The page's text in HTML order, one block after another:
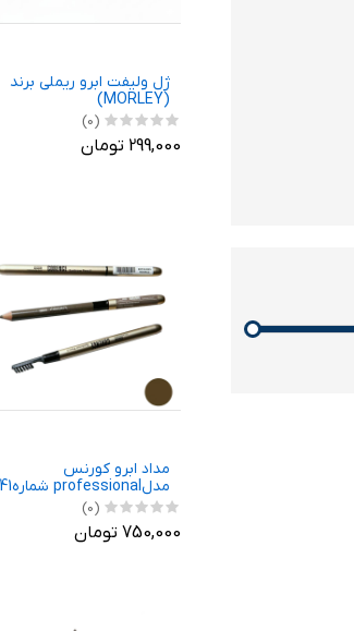
ژل ولیفت ابرو ریملی برند
(MORLEY)
(0)
299,000 تومان
مداد ابرو کورنس
مدلprofessional شماره41
(0)
750,000 تومان